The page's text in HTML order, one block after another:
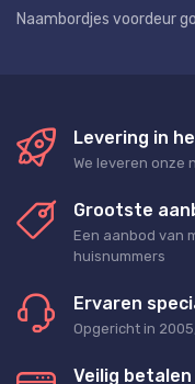
Naambordjes voordeur
Levering in
We leveren onze
Grootste
Een aanbod van
huisnummers
Ervaren
Opgericht in
Veilig betalen